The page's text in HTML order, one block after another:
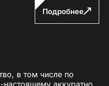
Подробнее
в том числе по
аккуратно